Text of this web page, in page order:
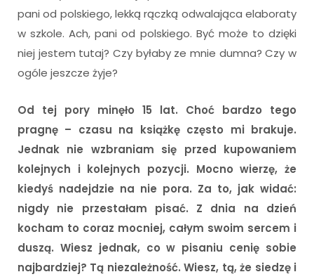
pani od polskiego, lekką rączką odwalająca elaboraty
w szkole. Ach, pani od polskiego. Być może to dzięki
niej jestem tutaj? Czy byłaby ze mnie dumna? Czy w
ogóle jeszcze żyje?
Od tej pory minęło 15 lat. Choć bardzo tego
pragnę – czasu na książkę często mi brakuje.
Jednak nie wzbraniam się przed kupowaniem
kolejnych i kolejnych pozycji. Mocno wierzę, że
kiedyś nadejdzie na nie pora. Za to, jak widać:
nigdy nie przestałam pisać. Z dnia na dzień
kocham to coraz mocniej, całym swoim sercem i
duszą. Wiesz jednak, co w pisaniu cenię sobie
najbardziej? Tą niezależność. Wiesz, tą, że siedzę i